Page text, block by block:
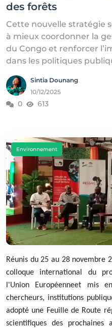
des forêts
Cette nouvelle stratégie
à mieux coordonner la
du Congo et renforcer
dans les politiques
Sintia Dounang
10/12/2025
0 613
Environnement
Réunis du 25 au 28 novembre
colloque international du
l'Union Européenneet mis
chercheurs, institutions
adopté une Feuille de Route
scientifiques des prochaines